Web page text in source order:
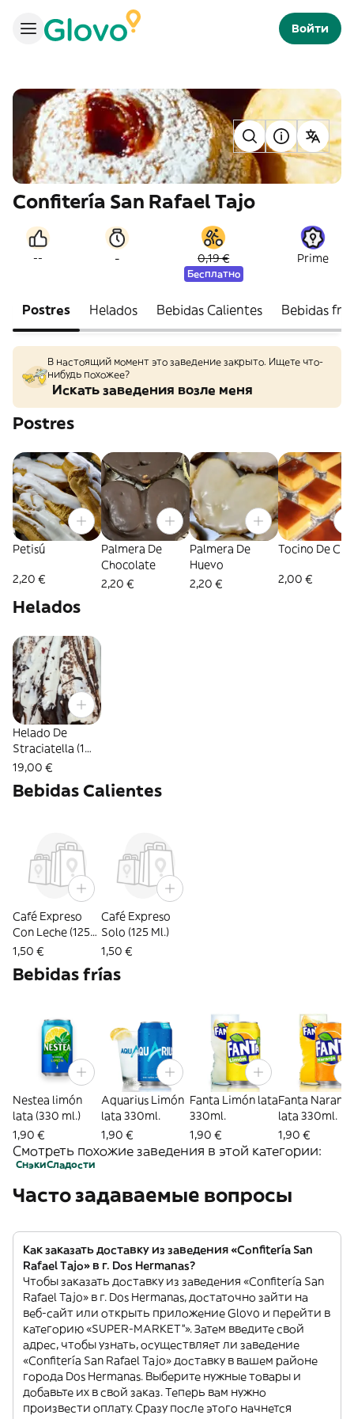
Войти
Confitería San Rafael Tajo
-- - 0,19 €
Бесплатно
Prime
Postres Helados Bebidas Calientes Bebidas
В настоящий момент это заведение закрыто. Ищете что-
нибудь похожее?
Искать заведения возле меня
Postres
Petisú
2,20 €
Palmera De
Chocolate
2,20 €
Palmera De
Huevo
2,20 €
Tocino De
2,00 €
Helados
Helado De
Straciatella (1
Lt.)
19,00 €
Bebidas Calientes
Café Expreso
Con Leche (125
Ml.)
1,50 €
Café Expreso
Solo (125 Ml.)
1,50 €
Bebidas frías
Nestea limón
lata (330 ml.)
1,90 €
Aquarius Limón
lata 330ml.
1,90 €
Fanta Limón lata
330ml.
1,90 €
Fanta Naranja
lata 330ml.
1,90 €
Смотреть похожие заведения в этой категории:
СнэкиСладости
Часто задаваемые вопросы
Как заказать доставку из заведения «Confitería San
Rafael Tajo» в г. Dos Hermanas?
Чтобы заказать доставку из заведения «Confitería San
Rafael Tajo» в г. Dos Hermanas, достаточно зайти на
веб-сайт или открыть приложение Glovo и перейти в
категорию «SUPER-MARKET”». Затем введите свой
адрес, чтобы узнать, осуществляет ли заведение
«Confitería San Rafael Tajo» доставку в вашем районе
города Dos Hermanas. Выберите нужные товары и
добавьте их в свой заказ. Теперь вам нужно
произвести оплату. Сразу после этого начнется